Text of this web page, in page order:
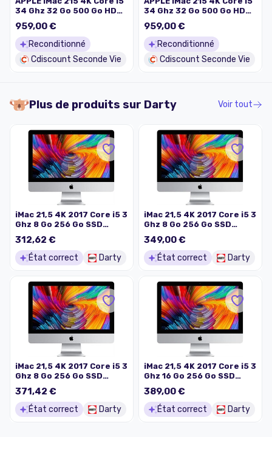
34 Ghz 32 Go 500 Go HDD
Argent (2017) -
Reconditionné - Très bon
état
959,00 €
Reconditionné
Cdiscount Seconde Vie
34 Ghz 32 Go 500 Go HDD
Argent (2017) -
Reconditionné - Très bon
état
959,00 €
Reconditionné
Cdiscount Seconde Vie
Plus de produits sur Darty Voir tout
iMac 21,5 4K 2017 Core i5 3
Ghz 8 Go 256 Go SSD
Argent Reconditionné
312,62 €
État correct Darty
iMac 21,5 4K 2017 Core i5 3
Ghz 8 Go 256 Go SSD
Argent Reconditionné
349,00 €
État correct Darty
iMac 21,5 4K 2017 Core i5 3
Ghz 8 Go 256 Go SSD
Argent Reconditionné
371,42 €
État correct Darty
iMac 21,5 4K 2017 Core i5 3
Ghz 16 Go 256 Go SSD
Argent Reconditionné
389,00 €
État correct Darty